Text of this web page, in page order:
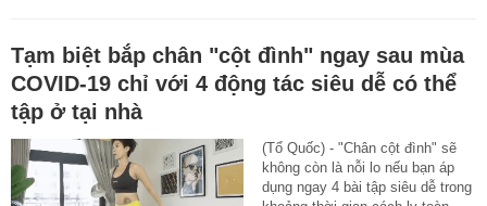
Tạm biệt bắp chân "cột đình" ngay sau mùa
COVID-19 chỉ với 4 động tác siêu dễ có thể
tập ở tại nhà
(Tổ Quốc) - "Chân cột đình" sẽ
không còn là nỗi lo nếu bạn áp
dụng ngay 4 bài tập siêu dễ trong